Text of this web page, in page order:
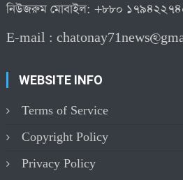
নিউজরুম মোবাইল: +৮৮০
E-mail :
WEBSITE INFO
Terms of Service
Copyright Policy
Privacy Policy